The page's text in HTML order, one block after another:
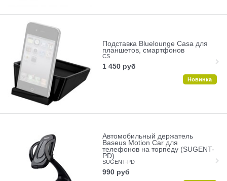
Подставка Bluelounge Casa для
планшетов, смартфонов
CS
1 450 руб
Новинка
Автомобильный держатель
Baseus Motion Car для
телефонов на торпеду (SUGENT-
PD)
SUGENT-PD
990 руб